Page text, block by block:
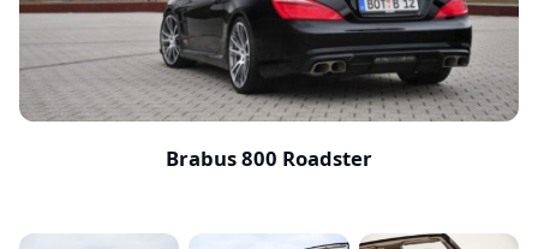
Brabus 800 Roadster